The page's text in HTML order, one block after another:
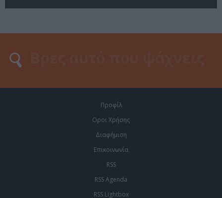
Προφίλ
Οροι Χρήσης
Διαφήμιση
Επικοινωνία
RSS
RSS Agenda
RSS Lightbox